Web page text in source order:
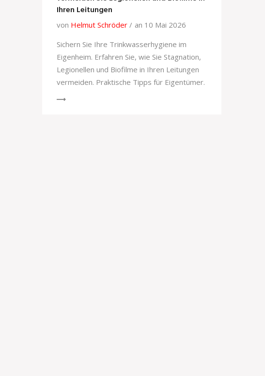
Ihren Leitungen
von Helmut Schröder
an 10 Mai 2026
Sichern Sie Ihre Trinkwasserhygiene im
Eigenheim. Erfahren Sie, wie Sie Stagnation,
Legionellen und Biofilme in Ihren Leitungen
vermeiden. Praktische Tipps für Eigentümer.